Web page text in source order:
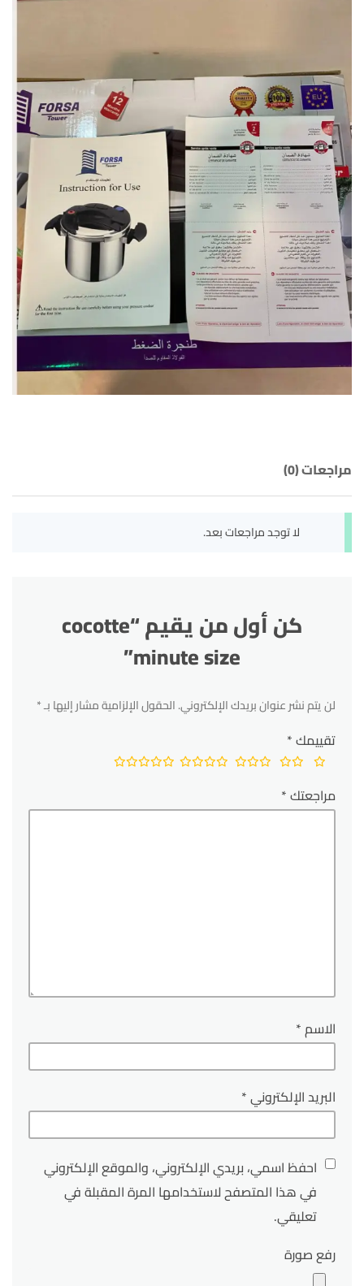
مراجعات (0)
لا توجد مراجعات بعد.
كن أول من يقيم “cocotte
minute size”
لن يتم نشر عنوان بريدك الإلكتروني.الحقول الإلزامية مشار إليها بـ*
تقييمك*
مراجعتك*
الاسم*
البريد الإلكتروني*
احفظ اسمي، بريدي الإلكتروني، والموقع الإلكتروني
في هذا المتصفح لاستخدامها المرة المقبلة في
تعليقي.
رفع صورة